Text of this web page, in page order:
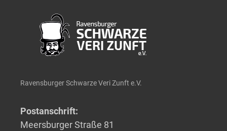
Ravensburger Schwarze Veri Zunft e.V.
Postanschrift:
Meersburger Straße 81